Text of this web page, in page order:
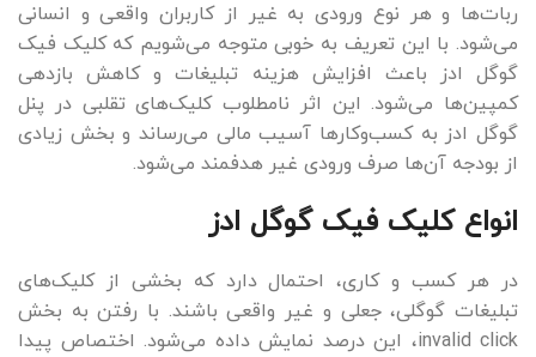
ربات‌ها و هر نوع ورودی به غیر از کاربران واقعی و انسانی
می‌شود. با این تعریف به خوبی متوجه می‌شویم که کلیک فیک
گوگل ادز باعث افزایش هزینه تبلیغات و کاهش بازدهی
کمپین‌ها می‌شود. این اثر نامطلوب کلیک‌های تقلبی در پنل
گوگل ادز به کسب‌وکارها آسیب مالی می‌رساند و بخش زیادی
از بودجه آن‌ها صرف ورودی غیر هدفمند می‌شود.
انواع کلیک فیک گوگل ادز
در هر کسب و کاری، احتمال دارد که بخشی از کلیک‌های
تبلیغات گوگلی، جعلی و غیر واقعی باشند. با رفتن به بخش
invalid click، این درصد نمایش داده می‌شود. اختصاص پیدا